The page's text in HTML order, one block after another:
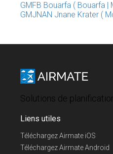
GMFB Bouarfa ( Bouarfa |
GMJNAN Jnane Krater (
Solutions de
Liens utiles
Téléchargez Airmate iOS
Téléchargez Airmate Android